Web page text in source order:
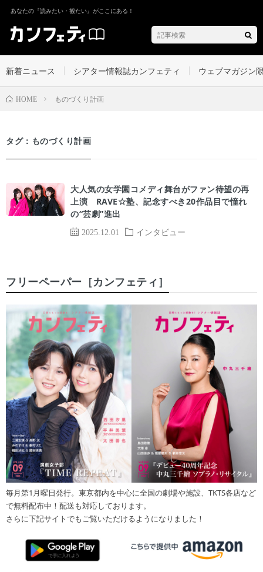
あなたの『読みたい・観たい』がここにある！
新着ニュース シアター情報誌カンフェティ ウェブマガジン
HOME ものづくり計画
タグ：ものづくり計画
2025.12.01 インタビュー
大人気の女学園コメディ舞台がファン待望の再
上演 RAVE☆塾、記念すべき20作品目で憧れ
の“芸劇”進出
フリーペーパー［カンフェティ］
毎月第1月曜日発行。東京都内を中心に全国の劇場や施設、TKTS各店など
で無料配布中！配送も対応しております。
さらに下記サイトでもご覧いただけるようになりました！